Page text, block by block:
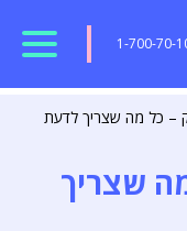
1-700-70-
– כל מה שצריך לדעת
שצריך